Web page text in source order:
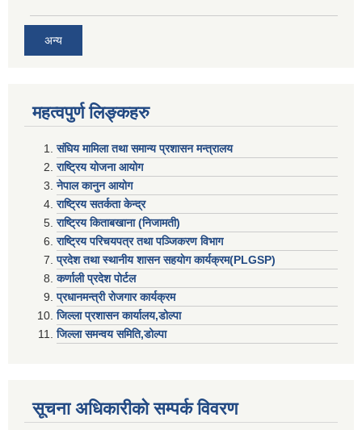
अन्य
महत्वपुर्ण लिङ्कहरु
संघिय मामिला तथा समान्य प्रशासन मन्त्रालय
राष्ट्रिय योजना आयोग
नेपाल कानुन आयोग
राष्ट्रिय सतर्कता केन्द्र
राष्ट्रिय किताबखाना (निजामती)
राष्ट्रिय परिचयपत्र तथा पञ्जिकरण विभाग
प्रदेश तथा स्थानीय शासन सहयाेग कार्यक्रम(PLGSP)
कर्णाली प्रदेश पोर्टल
प्रधानमन्त्री राेजगार कार्यक्रम
जिल्ला प्रशासन कार्यालय,डोल्पा
जिल्ला समन्वय समिति,डोल्प
सूचना अधिकारीकाे सम्पर्क विवरण